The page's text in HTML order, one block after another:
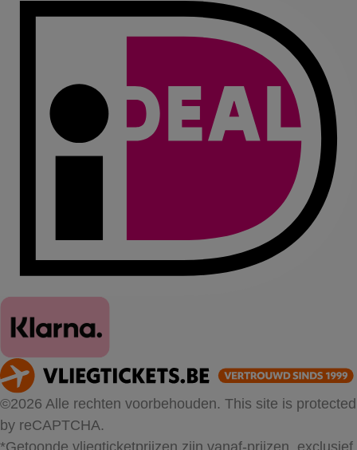
©2026 Alle rechten voorbehouden. This site is protected
by reCAPTCHA.
*Getoonde vliegticketprijzen zijn vanaf-prijzen, exclusief